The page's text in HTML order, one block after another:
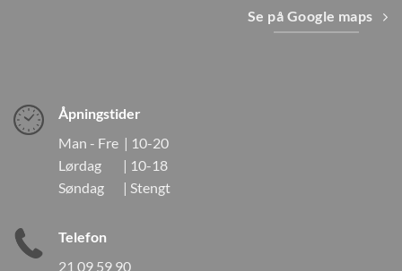
Se på Google maps
Åpningstider
Man - Fre | 10-20
Lørdag | 10-18
Søndag | Stengt
Telefon
21 09 59 90